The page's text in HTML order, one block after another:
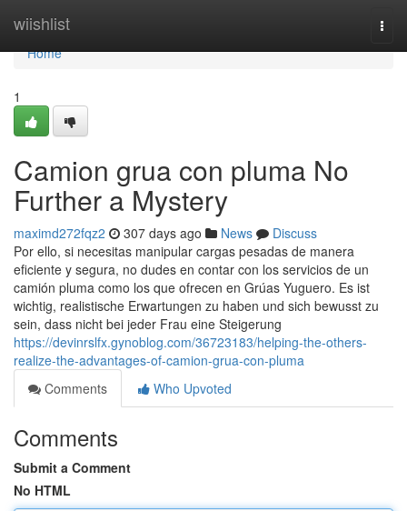
wiishlist
Home
Home
1
Camion grua con pluma No
Further a Mystery
maximd272fqz2 307 days ago News
Discuss
Por ello, si necesitas manipular cargas pesadas de manera
eficiente y segura, no dudes en contar con los servicios de un
camión pluma como los que ofrecen en Grúas Yuguero. Es ist
wichtig, realistische Erwartungen zu haben und sich bewusst zu
sein, dass nicht bei jeder Frau eine Steigerung
https://devinrslfx.gynoblog.com/36723183/helping-the-others-
realize-the-advantages-of-camion-grua-con-pluma
Comments
Who Upvoted
Comments
Submit a Comment
No HTML